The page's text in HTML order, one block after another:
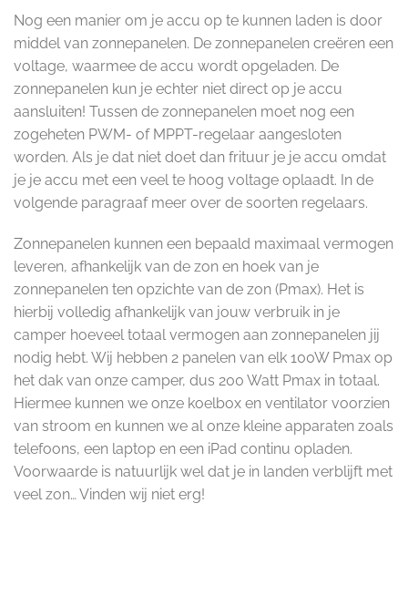
Nog een manier om je accu op te kunnen laden is door
middel van zonnepanelen. De zonnepanelen creëren een
voltage, waarmee de accu wordt opgeladen. De
zonnepanelen kun je echter niet direct op je accu
aansluiten! Tussen de zonnepanelen moet nog een
zogeheten PWM- of MPPT-regelaar aangesloten
worden. Als je dat niet doet dan frituur je je accu omdat
je je accu met een veel te hoog voltage oplaadt. In de
volgende paragraaf meer over de soorten regelaars.
Zonnepanelen kunnen een bepaald maximaal vermogen
leveren, afhankelijk van de zon en hoek van je
zonnepanelen ten opzichte van de zon (Pmax). Het is
hierbij volledig afhankelijk van jouw verbruik in je
camper hoeveel totaal vermogen aan zonnepanelen jij
nodig hebt. Wij hebben 2 panelen van elk 100W Pmax op
het dak van onze camper, dus 200 Watt Pmax in totaal.
Hiermee kunnen we onze koelbox en ventilator voorzien
van stroom en kunnen we al onze kleine apparaten zoals
telefoons, een laptop en een iPad continu opladen.
Voorwaarde is natuurlijk wel dat je in landen verblijft met
veel zon… Vinden wij niet erg!